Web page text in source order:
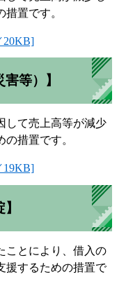
置です。
20KB]
等）】
して売上高等が減少
措置です。
19KB]
ことにより、借入の
援するための措置で